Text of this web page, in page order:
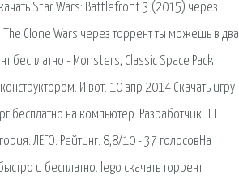
Star Wars: Battlefront 3 (2015) через
The Clone Wars через торрент ты можешь в два
бесплатно - Monsters, Classic Space Pack
И вот. 10 апр 2014 Скачать игру
бесплатно на компьютер. Разработчик: TT
ЛЕГО. Рейтинг: 8,8/10 - 37 голосовНа
и бесплатно. lego скачать торрент